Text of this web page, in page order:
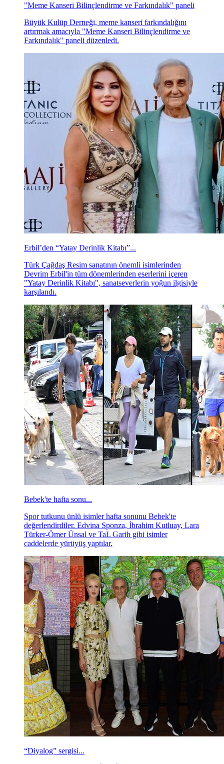
"Meme Kanseri Bilinçlendirme ve Farkındalık" paneli
Büyük Kulüp Derneği, meme kanseri farkındalığını
artırmak amacıyla "Meme Kanseri Bilinçlendirme ve
Farkındalık" paneli düzenledi.
Erbil’den “Yatay Derinlik Kitabı”...
Türk Çağdaş Resim sanatının önemli isimlerinden
Devrim Erbil'in tüm dönemlerinden eserlerini içeren
"Yatay Derinlik Kitabı", sanatseverlerin yoğun ilgisiyle
karşılandı.
Bebek'te hafta sonu...
Spor tutkunu ünlü isimler hafta sonunu Bebek'te
değerlendirdiler. Edvina Sponza, İbrahim Kutluay, Lara
Türker-Ömer Ünsal ve TaL Garih gibi isimler
caddelerde yürüyüş yaptılar.
“Diyalog” sergisi...